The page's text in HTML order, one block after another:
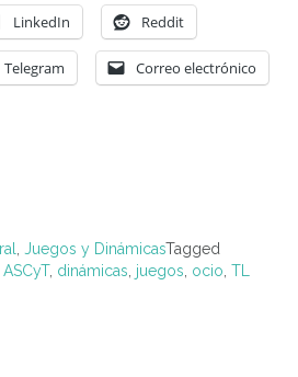
LinkedIn Reddit
Telegram Correo electrónico
Juegos y DinámicasTagged
ASCyT, dinámicas juegos ocio TL